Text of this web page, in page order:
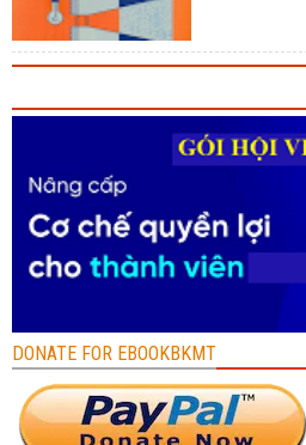
DONATE FOR EBOOKBKMT